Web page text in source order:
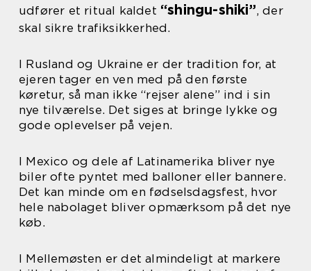
udfører et ritual kaldet “shingu-shiki”, der
skal sikre trafiksikkerhed.
I Rusland og Ukraine er der tradition for, at
ejeren tager en ven med på den første
køretur, så man ikke “rejser alene” ind i sin
nye tilværelse. Det siges at bringe lykke og
gode oplevelser på vejen.
I Mexico og dele af Latinamerika bliver nye
biler ofte pyntet med balloner eller bannere.
Det kan minde om en fødselsdagsfest, hvor
hele nabolaget bliver opmærksom på det nye
køb.
I Mellemøsten er det almindeligt at markere